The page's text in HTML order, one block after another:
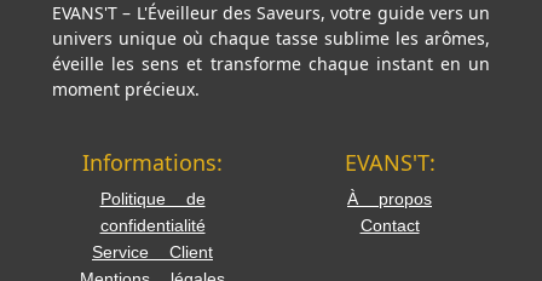
EVANS'T – L'Éveilleur des Saveurs, votre guide vers un
univers unique où chaque tasse sublime les arômes,
éveille les sens et transforme chaque instant en un
moment précieux.
Informations:
Politique de
confidentialité
Service Client
EVANS'T:
À propos
Contact